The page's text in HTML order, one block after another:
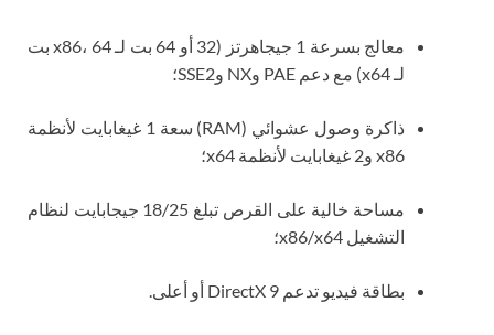
معالج بسرعة 1 جيجاهرتز (32 أو 64 بت لـ x86، 64 بت
لـ x64) مع دعم PAE وNX وSSE2؛
ذاكرة وصول عشوائي (RAM) سعة 1 غيغابايت لأنظمة
x86 و2 غيغابايت لأنظمة x64؛
مساحة خالية على القرص تبلغ 18/25 جيجابايت لنظام
التشغيل x86/x64؛
بطاقة فيديو تدعم DirectX 9 أو أعلى.